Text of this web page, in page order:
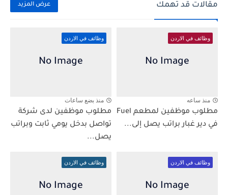
مقالات قد تهمك عرض المزيد
وظائف في الاردن
منذ ساعه
مطلوب موظفين لمطعم Fuel
في دير غبار براتب يصل إلى...
وظائف في الاردن
منذ بضع ساعات
مطلوب موظفين لدى شركة
تواصل بدخل يومي ثابت وبراتب
يصل...
وظائف في الاردن وظائف في الاردن